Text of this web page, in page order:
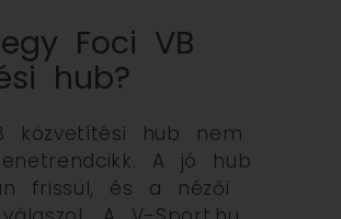
Foci VB
hub?
közvetítési hub nem
A jó hub
frissül, és a nézői